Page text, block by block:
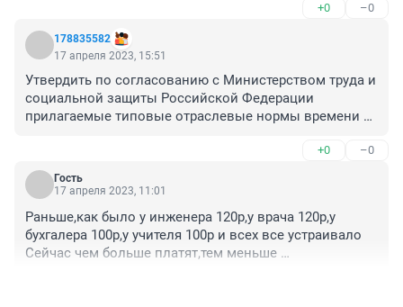
+0 –0
178835582
17 апреля 2023, 15:51
Утвердить по согласованию с Министерством труда и
социальной защиты Российской Федерации
прилагаемые типовые отраслевые нормы времени
одним пациентом врача-педиатра участкового, врача-
терапевта участкового, врача общей практики
(семейного врача), врача-невролога, врача-
акушера-гинеколога.
+0 –0
Гость
17 апреля 2023, 11:01
Раньше,как было у инженера 120р,у врача 120р,у
бухгалера 100р,у учителя 100р и всех все устраивало
Сейчас чем больше платят,тем меньше